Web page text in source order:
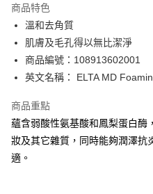
PayMe
WeChat Pay
BoC Pay
送貨方式
順豐自助櫃 - 確認發貨後1-3個
每筆HK$65.00，滿HK$300.00
商品特色
溫和去角質
肌膚及毛孔得以無比潔淨
商品編號：108913602001
英文名稱： ELTA MD
商品重點
蘊含弱酸性氨基酸和鳳梨蛋白酶
妝及其它雜質，同時能夠潤澤抗
適。